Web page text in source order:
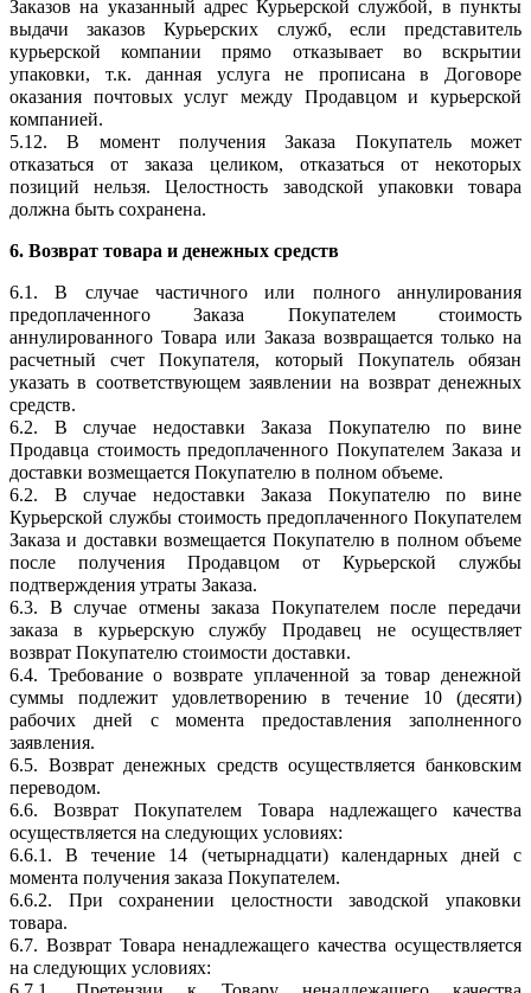
Заказов на указанный адрес Курьерской службой, в пункты
выдачи заказов Курьерских служб, если представитель
курьерской компании прямо отказывает во вскрытии
упаковки, т.к. данная услуга не прописана в Договоре
оказания почтовых услуг между Продавцом и курьерской
компанией.
5.12. В момент получения Заказа Покупатель может
отказаться от заказа целиком, отказаться от некоторых
позиций нельзя. Целостность заводской упаковки товара
должна быть сохранена.
6. Возврат товара и денежных средств
6.1. В случае частичного или полного аннулирования
предоплаченного Заказа Покупателем стоимость
аннулированного Товара или Заказа возвращается только на
расчетный счет Покупателя, который Покупатель обязан
указать в соответствующем заявлении на возврат денежных
средств.
6.2. В случае недоставки Заказа Покупателю по вине
Продавца стоимость предоплаченного Покупателем Заказа и
доставки возмещается Покупателю в полном объеме.
6.2. В случае недоставки Заказа Покупателю по вине
Курьерской службы стоимость предоплаченного Покупателем
Заказа и доставки возмещается Покупателю в полном объеме
после получения Продавцом от Курьерской службы
подтверждения утраты Заказа.
6.3. В случае отмены заказа Покупателем после передачи
заказа в курьерскую службу Продавец не осуществляет
возврат Покупателю стоимости доставки.
6.4. Требование о возврате уплаченной за товар денежной
суммы подлежит удовлетворению в течение 10 (десяти)
рабочих дней с момента предоставления заполненного
заявления.
6.5. Возврат денежных средств осуществляется банковским
переводом.
6.6. Возврат Покупателем Товара надлежащего качества
осуществляется на следующих условиях:
6.6.1. В течение 14 (четырнадцати) календарных дней с
момента получения заказа Покупателем.
6.6.2. При сохранении целостности заводской упаковки
товара.
6.7. Возврат Товара ненадлежащего качества осуществляется
на следующих условиях: